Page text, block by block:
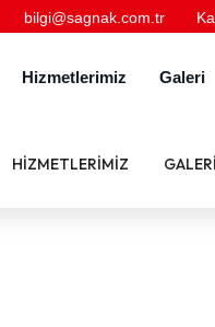
bilgi@sagnak.com.tr
Hizmetlerimiz Galeri
HIZMETLERIMIZ GALERI